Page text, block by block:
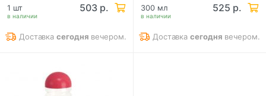
в наличии
1 шт 503 р.
Доставкасегодня вечером.
в наличии
300 мл 525 р.
Доставкасегодня вечером.